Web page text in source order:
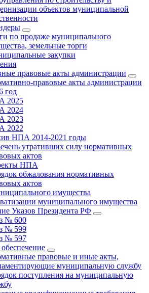
объектов муниципальной
по продаже муниципального
земельные торги
закупки
правовые акты администрации
правовые акты администрации
год
2025
2024
2023
2022
НПА 2014-2021 годы
утративших силу нормативных
актов
НПА
обжалования нормативных
актов
имущества
муниципального имущества
Указов Президента РФ
№ 600
№ 599
№ 597
правовые и иные акты,
муниципальную службу
поступления на муниципальную